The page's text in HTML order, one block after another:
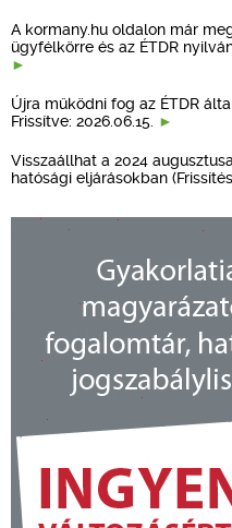
A kormany.hu oldalon már
ügyfélkörre és az ÉTDR
Újra működni fog az ÉTDR
Frissítve: 2026.06.15.
Visszaállhat a 2024
hatósági eljárásokban